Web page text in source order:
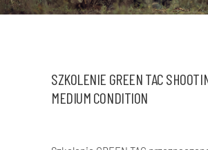
TRANSFER WIEDZY I
WSPIERAMY AK
SZKOLENIE GREEN TAC
MEDIUM CONDITION